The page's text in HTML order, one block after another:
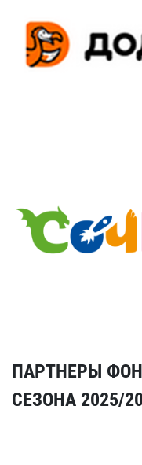
ПАРТНЕРЫ
СЕЗОНА 2025/